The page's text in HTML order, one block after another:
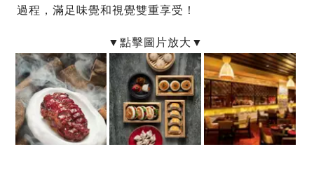
過程，滿足味覺和視覺雙重享受！